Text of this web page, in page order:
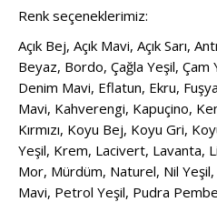
Renk seçeneklerimiz:
Açık Bej, Açık Mavi, Açık Sarı,
Beyaz, Bordo, Çağla Yeşil, Çam
Denim Mavi, Eflatun, Ekru,
Mavi, Kahverengi, Kapuçino,
Kırmızı, Koyu Bej, Koyu Gri,
Yeşil, Krem, Lacivert, Lavanta,
Mor, Mürdüm, Naturel, Nil
Mavi, Petrol Yeşil, Pudra